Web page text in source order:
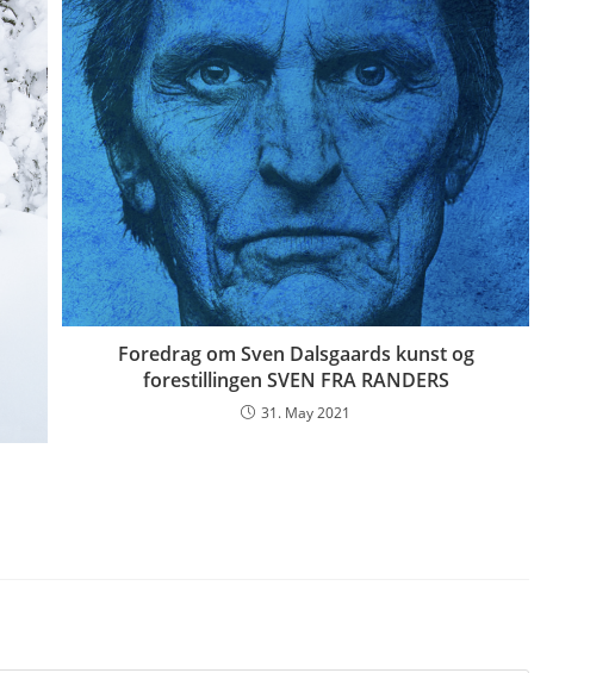
Foredrag om Sven Dalsgaards kunst og
forestillingen SVEN FRA RANDERS
31. May 2021